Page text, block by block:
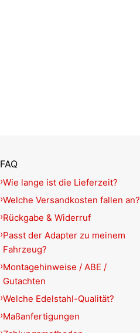
FAQ
Wie lange ist die Lieferzeit?
Welche Versandkosten fallen an?
Rückgabe & Widerruf
Passt der Adapter zu meinem
Fahrzeug?
Montagehinweise / ABE /
Gutachten
Welche Edelstahl-Qualität?
Maßanfertigungen